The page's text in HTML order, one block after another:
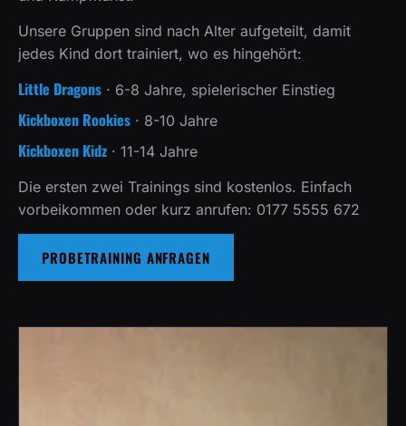
Unsere Gruppen sind nach Alter aufgeteilt, damit
jedes Kind dort trainiert, wo es hingehört:
Little Dragons · 6-8 Jahre, spielerischer Einstieg
Kickboxen Rookies · 8-10 Jahre
Kickboxen Kidz · 11-14 Jahre
Die ersten zwei Trainings sind kostenlos. Einfach
vorbeikommen oder kurz anrufen: 0177 5555 672
PROBETRAINING ANFRAGEN